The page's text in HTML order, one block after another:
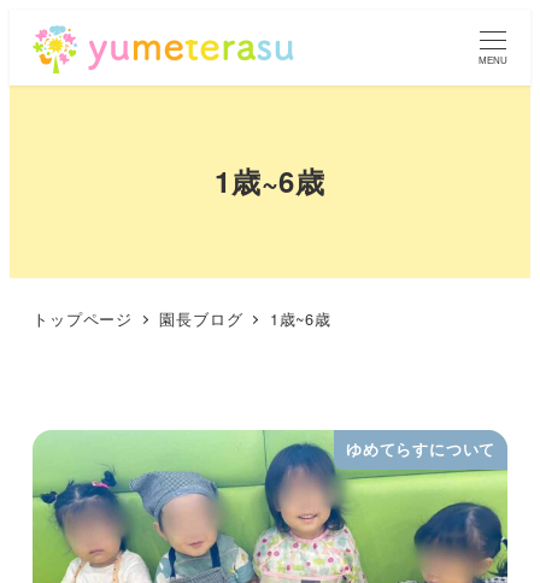
MENU
1歳~6歳
トップページ 園長ブログ 1歳~6歳
ゆめてらすについて